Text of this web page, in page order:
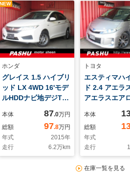
NEW
ホンダ
グレイス 1.5 ハイブリ
ッド LX 4WD 16'モデ
ルHDDナビ地デジTV
コンフォートPK あん
しんパッケージハイグ
レードH/V LEDヘッ
ドライト スマートキ
ー クルーズコントロ
本体 87.0万円
総額
97.8万円
年式
2015年
走行
6.2万km
トヨタ
エスティマハ
ド 2.4 アエラ
アエラスエア
ックモニター
プダウンモニ
Lミラータン
パワーシート
トパワースラ
Dr ブラック
本体
総額
年式
走行
在庫一覧を見る